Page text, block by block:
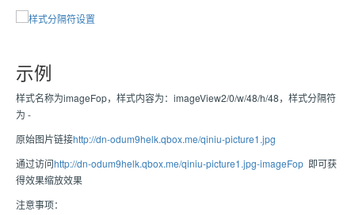
示例
样式名称为imageFop，样式内容为：imageView2/0/w/48/h/48，样式分隔符
为 -
原始图片链接http://dn-odum9helk.qbox.me/qiniu-picture1.jpg
通过访问http://dn-odum9helk.qbox.me/qiniu-picture1.jpg-imageFop 即可获
得效果缩放效果
注意事项：